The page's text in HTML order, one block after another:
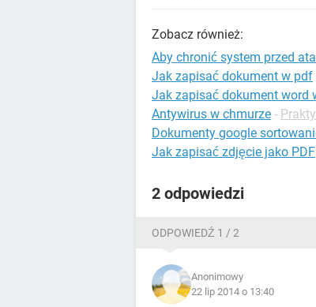
Zobacz również:
Aby chronić system przed
Jak zapisać dokument w pdf
Jak zapisać dokument word
Antywirus w chmurze -
Dokumenty google
Jak zapisać zdjęcie jako PDF
2 odpowiedzi
ODPOWIEDŹ 1 / 2
Anonimowy
22 lip 2014 o 13:40